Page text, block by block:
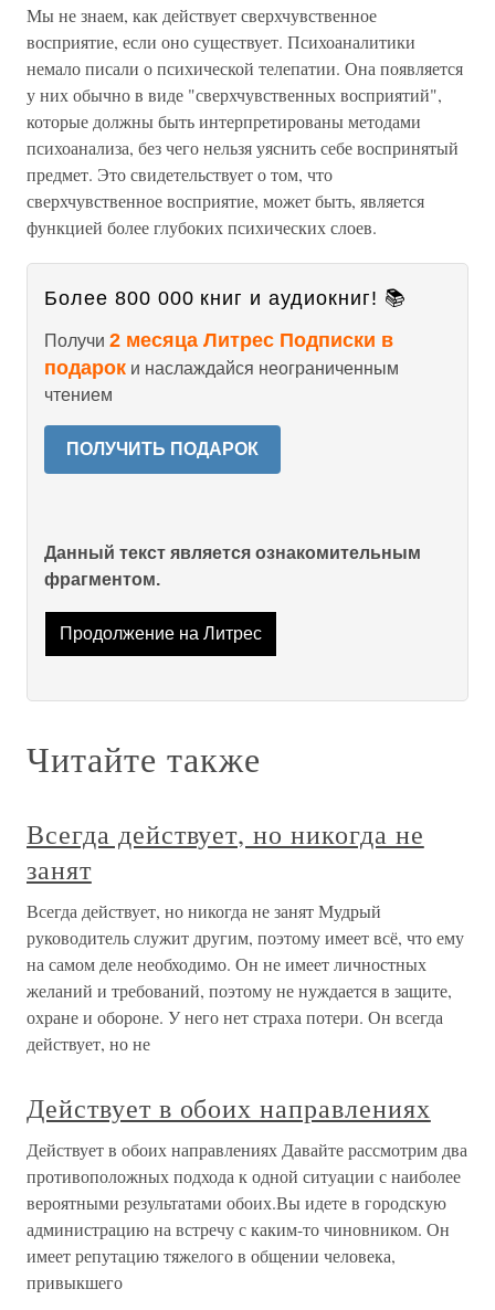
Мы не знаем, как действует сверхчувственное
восприятие, если оно существует. Психоаналитики
немало писали о психической телепатии. Она появляется
у них обычно в виде "сверхчувственных восприятий",
которые должны быть интерпретированы методами
психоанализа, без чего нельзя уяснить себе воспринятый
предмет. Это свидетельствует о том, что
сверхчувственное восприятие, может быть, является
функцией более глубоких психических слоев.
Более 800 000 книг и аудиокниг! 📚
Получи 2 месяца Литрес Подписки в
подарок и наслаждайся неограниченным
чтением
ПОЛУЧИТЬ ПОДАРОК
Данный текст является ознакомительным
фрагментом.
Продолжение на Литрес
Читайте также
Всегда действует, но никогда не
занят
Всегда действует, но никогда не занят Мудрый
руководитель служит другим, поэтому имеет всё, что ему
на самом деле необходимо. Он не имеет личностных
желаний и требований, поэтому не нуждается в защите,
охране и обороне. У него нет страха потери. Он всегда
действует, но не
Действует в обоих направлениях
Действует в обоих направлениях Давайте рассмотрим два
противоположных подхода к одной ситуации с наиболее
вероятными результатами обоих.Вы идете в городскую
администрацию на встречу с каким-то чиновником. Он
имеет репутацию тяжелого в общении человека,
привыкшего